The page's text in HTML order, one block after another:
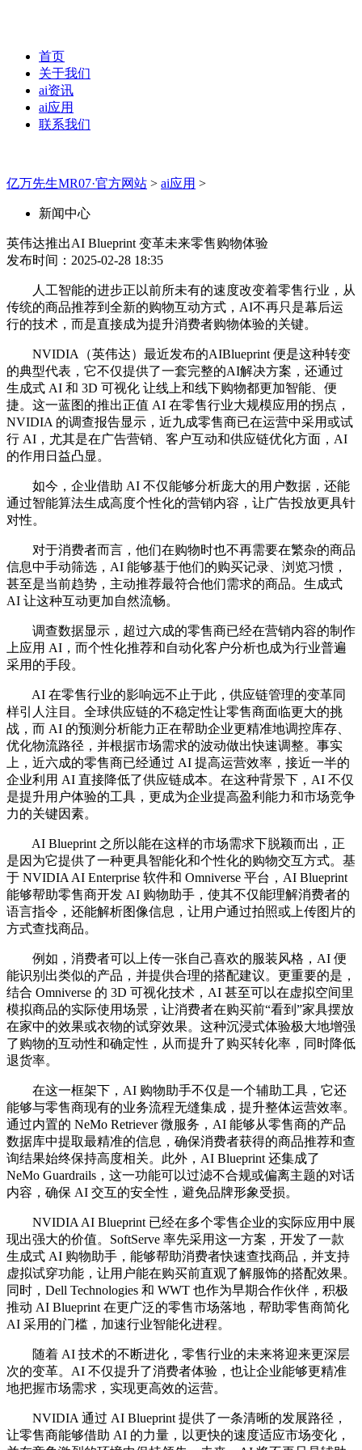
首页
关于我们
ai资讯
ai应用
联系我们
亿万先生MR07·官方网站 > ai应用 >
新闻中心
英伟达推出AI Blueprint 变革未来零售购物体验
发布时间：2025-02-28 18:35
人工智能的进步正以前所未有的速度改变着零售行业，从
传统的商品推荐到全新的购物互动方式，AI不再只是幕后运
行的技术，而是直接成为提升消费者购物体验的关键。
NVIDIA（英伟达）最近发布的AIBlueprint 便是这种转变
的典型代表，它不仅提供了一套完整的AI解决方案，还通过
生成式 AI 和 3D 可视化 让线上和线下购物都更加智能、便
捷。这一蓝图的推出正值 AI 在零售行业大规模应用的拐点，
NVIDIA 的调查报告显示，近九成零售商已在运营中采用或试
行 AI，尤其是在广告营销、客户互动和供应链优化方面，AI
的作用日益凸显。
如今，企业借助 AI 不仅能够分析庞大的用户数据，还能
通过智能算法生成高度个性化的营销内容，让广告投放更具针
对性。
对于消费者而言，他们在购物时也不再需要在繁杂的商品
信息中手动筛选，AI 能够基于他们的购买记录、浏览习惯，
甚至是当前趋势，主动推荐最符合他们需求的商品。生成式
AI 让这种互动更加自然流畅。
调查数据显示，超过六成的零售商已经在营销内容的制作
上应用 AI，而个性化推荐和自动化客户分析也成为行业普遍
采用的手段。
AI 在零售行业的影响远不止于此，供应链管理的变革同
样引人注目。全球供应链的不稳定性让零售商面临更大的挑
战，而 AI 的预测分析能力正在帮助企业更精准地调控库存、
优化物流路径，并根据市场需求的波动做出快速调整。事实
上，近六成的零售商已经通过 AI 提高运营效率，接近一半的
企业利用 AI 直接降低了供应链成本。在这种背景下，AI 不仅
是提升用户体验的工具，更成为企业提高盈利能力和市场竞争
力的关键因素。
AI Blueprint 之所以能在这样的市场需求下脱颖而出，正
是因为它提供了一种更具智能化和个性化的购物交互方式。基
于 NVIDIA AI Enterprise 软件和 Omniverse 平台，AI Blueprint
能够帮助零售商开发 AI 购物助手，使其不仅能理解消费者的
语言指令，还能解析图像信息，让用户通过拍照或上传图片的
方式查找商品。
例如，消费者可以上传一张自己喜欢的服装风格，AI 便
能识别出类似的产品，并提供合理的搭配建议。更重要的是，
结合 Omniverse 的 3D 可视化技术，AI 甚至可以在虚拟空间里
模拟商品的实际使用场景，让消费者在购买前“看到”家具摆放
在家中的效果或衣物的试穿效果。这种沉浸式体验极大地增强
了购物的互动性和确定性，从而提升了购买转化率，同时降低
退货率。
在这一框架下，AI 购物助手不仅是一个辅助工具，它还
能够与零售商现有的业务流程无缝集成，提升整体运营效率。
通过内置的 NeMo Retriever 微服务，AI 能够从零售商的产品
数据库中提取最精准的信息，确保消费者获得的商品推荐和查
询结果始终保持高度相关。此外，AI Blueprint 还集成了
NeMo Guardrails，这一功能可以过滤不合规或偏离主题的对话
内容，确保 AI 交互的安全性，避免品牌形象受损。
NVIDIA AI Blueprint 已经在多个零售企业的实际应用中展
现出强大的价值。SoftServe 率先采用这一方案，开发了一款
生成式 AI 购物助手，能够帮助消费者快速查找商品，并支持
虚拟试穿功能，让用户能在购买前直观了解服饰的搭配效果。
同时，Dell Technologies 和 WWT 也作为早期合作伙伴，积极
推动 AI Blueprint 在更广泛的零售市场落地，帮助零售商简化
AI 采用的门槛，加速行业智能化进程。
随着 AI 技术的不断进化，零售行业的未来将迎来更深层
次的变革。AI 不仅提升了消费者体验，也让企业能够更精准
地把握市场需求，实现更高效的运营。
NVIDIA 通过 AI Blueprint 提供了一条清晰的发展路径，
让零售商能够借助 AI 的力量，以更快的速度适应市场变化，